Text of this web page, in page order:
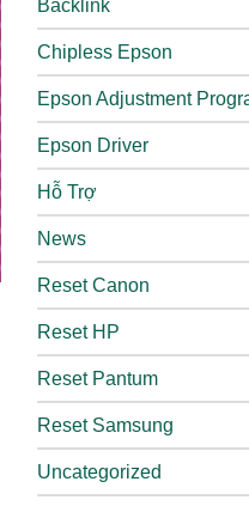
Backlink
Chipless Epson
Epson Adjustment
Epson Driver
Hỗ Trợ
News
Reset Canon
Reset HP
Reset Pantum
Reset Samsung
Uncategorized